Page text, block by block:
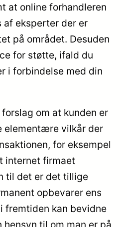
at online forhandleren
eksperter der er
på området. Desuden
for støtte, ifald du
i forbindelse med din
om at kunden er
elementære vilkår der
for eksempel
internet firmaet
til det er det tillige
opbevarer ens
fremtiden kan bevidne
til om man er på